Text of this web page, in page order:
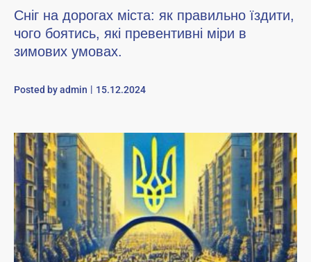
Сніг на дорогах міста: як правильно їздити,
чого боятись, які превентивні міри в
зимових умовах.
Posted byadmin 15.12.2024